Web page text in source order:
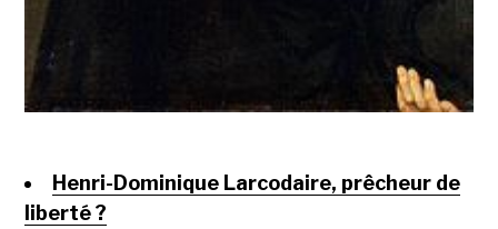
Henri-Dominique Larcodaire, prêcheur de
liberté ?